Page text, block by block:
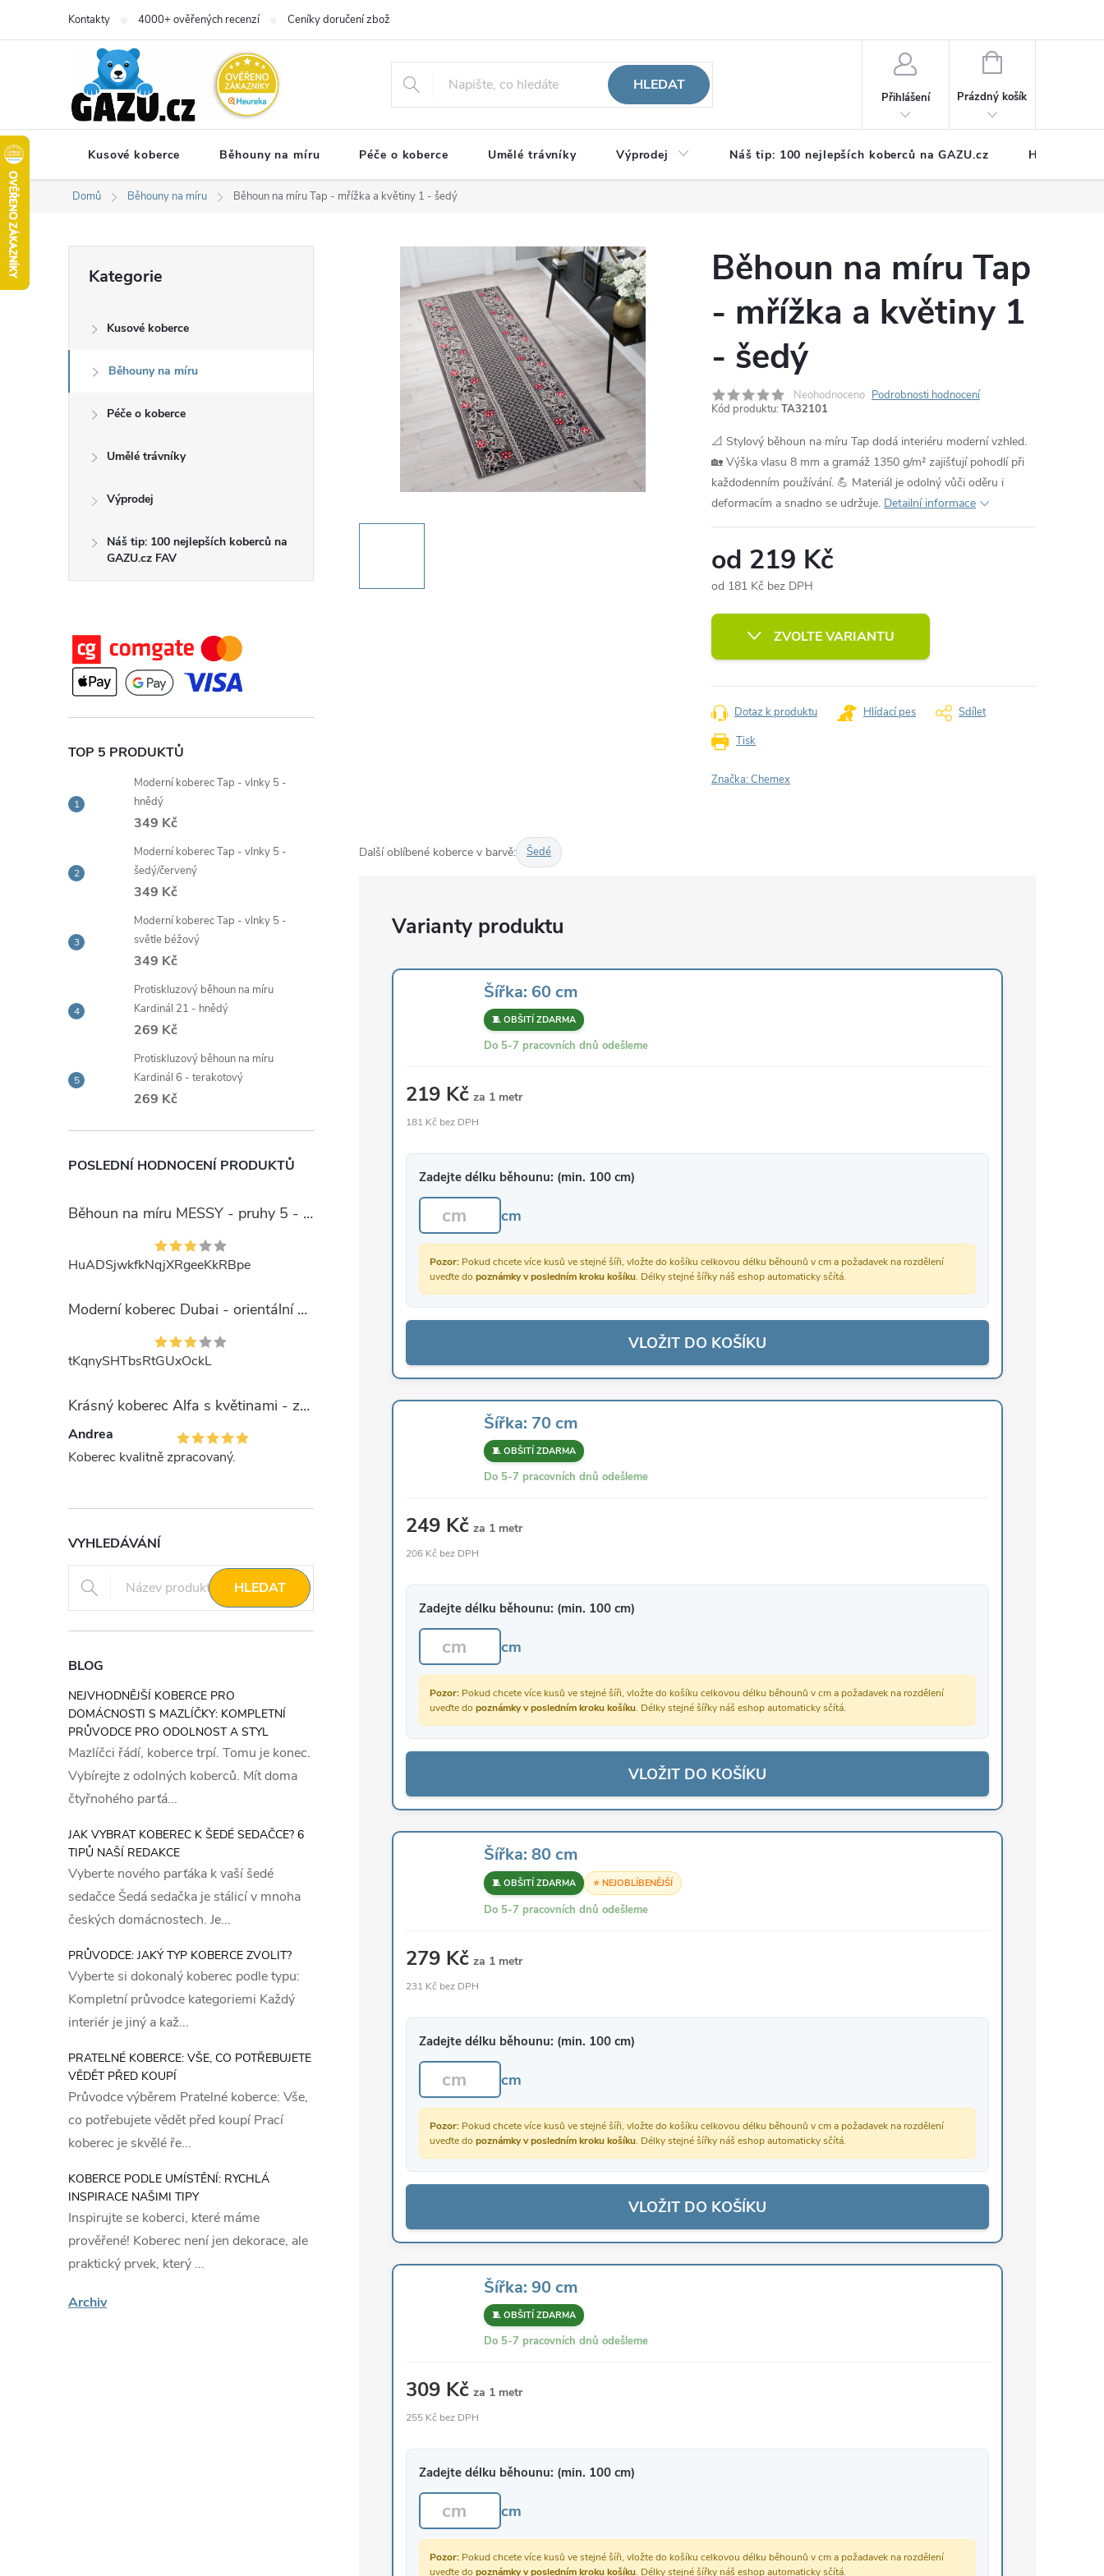
Kontakty 4000+ ověřených recenzí Ceníky doručení zboží
HLEDAT
Přihlášení
NÁKUPNÍ
Prázdný košík
Kusové koberce Běhouny na míru Péče o koberce Umělé trávníky Výprodej Náš tip: 100 nejlepších koberců na GAZU.cz Hodnocení
Domů Běhouny na míru Běhoun na míru Tap - mřížka a květiny 1 - šedý
s
t
í
p
a
n
e
l
kategorie
Kategorie
Kusové koberce
Běhouny na míru
Péče o koberce
Umělé trávníky
Výprodej
Náš tip: 100 nejlepších koberců na
GAZU.cz FAV
TOP 5 PRODUKTŮ
Moderní koberec Tap - vlnky 5 -
hnědý
349 Kč
Moderní koberec Tap - vlnky 5 -
šedý/červený
349 Kč
Moderní koberec Tap - vlnky 5 -
světle béžový
349 Kč
Protiskluzový běhoun na míru
Kardinál 21 - hnědý
269 Kč
Protiskluzový běhoun na míru
Kardinál 6 - terakotový
269 Kč
POSLEDNÍ HODNOCENÍ PRODUKTŮ
Běhoun na míru MESSY - pruhy 5 - béžový
HuADSjwkfkNqjXRgeeKkRBpe
Moderní koberec Dubai - orientální 6 - červený
tKqnySHTbsRtGUxOckL
Krásný koberec Alfa s květinami - zelený
Andrea
Koberec kvalitně zpracovaný.
VYHLEDÁVÁNÍ
HLEDAT
BLOG
NEJVHODNĚJŠÍ KOBERCE PRO
DOMÁCNOSTI S MAZLÍČKY: KOMPLETNÍ
PRŮVODCE PRO ODOLNOST A STYL
Mazlíčci řádí, koberce trpí. Tomu je konec.
Vybírejte z odolných koberců. Mít doma
čtyřnohého parťá...
JAK VYBRAT KOBEREC K ŠEDÉ SEDAČCE? 6
TIPŮ NAŠÍ REDAKCE
Vyberte nového parťáka k vaší šedé
sedačce Šedá sedačka je stálicí v mnoha
českých domácnostech. Je...
PRŮVODCE: JAKÝ TYP KOBERCE ZVOLIT?
Vyberte si dokonalý koberec podle typu:
Kompletní průvodce kategoriemi Každý
interiér je jiný a kaž...
PRATELNÉ KOBERCE: VŠE, CO POTŘEBUJETE
VĚDĚT PŘED KOUPÍ
Průvodce výběrem Pratelné koberce: Vše,
co potřebujete vědět před koupí Prací
koberec je skvělé ře...
KOBERCE PODLE UMÍSTĚNÍ: RYCHLÁ
INSPIRACE NAŠIMI TIPY
Inspirujte se koberci, které máme
prověřené! Koberec není jen dekorace, ale
praktický prvek, který ...
Archiv
Běhoun na míru Tap
- mřížka a květiny 1
- šedý
Neohodnoceno Podrobnosti hodnocení
Kód produktu: TA32101
📐 Stylový běhoun na míru Tap dodá interiéru moderní vzhled.
🏡 Výška vlasu 8 mm a gramáž 1350 g/m² zajišťují pohodlí při
každodenním používání. 💪 Materiál je odolný vůči oděru i
deformacím a snadno se udržuje. Detailní informace
od 219 Kč
od 181 Kč bez DPH
cena:
ZVOLTE VARIANTU
Tisk
Dotaz k produktu Hlídací pes Sdílet
Značka:Chemex
Další oblíbené koberce v barvě: Šedé
Šířka: 60 cm
🧵 OBŠITÍ ZDARMA
Do 5-7 pracovních dnů odešleme
219 Kč za 1 metr
181 Kč bez DPH
Zadejte délku běhounu: (min. 100 cm)
cm
Pozor: Pokud chcete více kusů ve stejné šíři, vložte do košíku celkovou délku běhounů v cm a požadavek na rozdělení
uveďte do poznámky v posledním kroku košíku. Délky stejné šířky náš eshop automaticky sčítá.
VLOŽIT DO KOŠÍKU
Šířka: 70 cm
🧵 OBŠITÍ ZDARMA
Do 5-7 pracovních dnů odešleme
249 Kč za 1 metr
206 Kč bez DPH
Zadejte délku běhounu: (min. 100 cm)
cm
Pozor: Pokud chcete více kusů ve stejné šíři, vložte do košíku celkovou délku běhounů v cm a požadavek na rozdělení
uveďte do poznámky v posledním kroku košíku. Délky stejné šířky náš eshop automaticky sčítá.
VLOŽIT DO KOŠÍKU
Šířka: 80 cm
🧵 OBŠITÍ ZDARMA ⭐ NEJOBLÍBENĚJŠÍ
Do 5-7 pracovních dnů odešleme
279 Kč za 1 metr
231 Kč bez DPH
Zadejte délku běhounu: (min. 100 cm)
cm
Pozor: Pokud chcete více kusů ve stejné šíři, vložte do košíku celkovou délku běhounů v cm a požadavek na rozdělení
uveďte do poznámky v posledním kroku košíku. Délky stejné šířky náš eshop automaticky sčítá.
VLOŽIT DO KOŠÍKU
Šířka: 90 cm
🧵 OBŠITÍ ZDARMA
Do 5-7 pracovních dnů odešleme
309 Kč za 1 metr
255 Kč bez DPH
Zadejte délku běhounu: (min. 100 cm)
cm
Pozor: Pokud chcete více kusů ve stejné šíři, vložte do košíku celkovou délku běhounů v cm a požadavek na rozdělení
uveďte do poznámky v posledním kroku košíku. Délky stejné šířky náš eshop automaticky sčítá.